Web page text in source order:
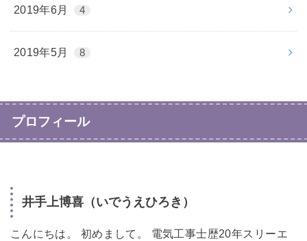
2019年6月 4
2019年5月 8
プロフィール